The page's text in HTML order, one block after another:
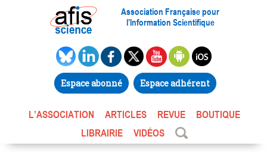
Association Française pour
l’Information Scientifique
Espace abonné Espace adhérent
L’ASSOCIATION ARTICLES REVUE
BOUTIQUE
LIBRAIRIE
VIDÉOS